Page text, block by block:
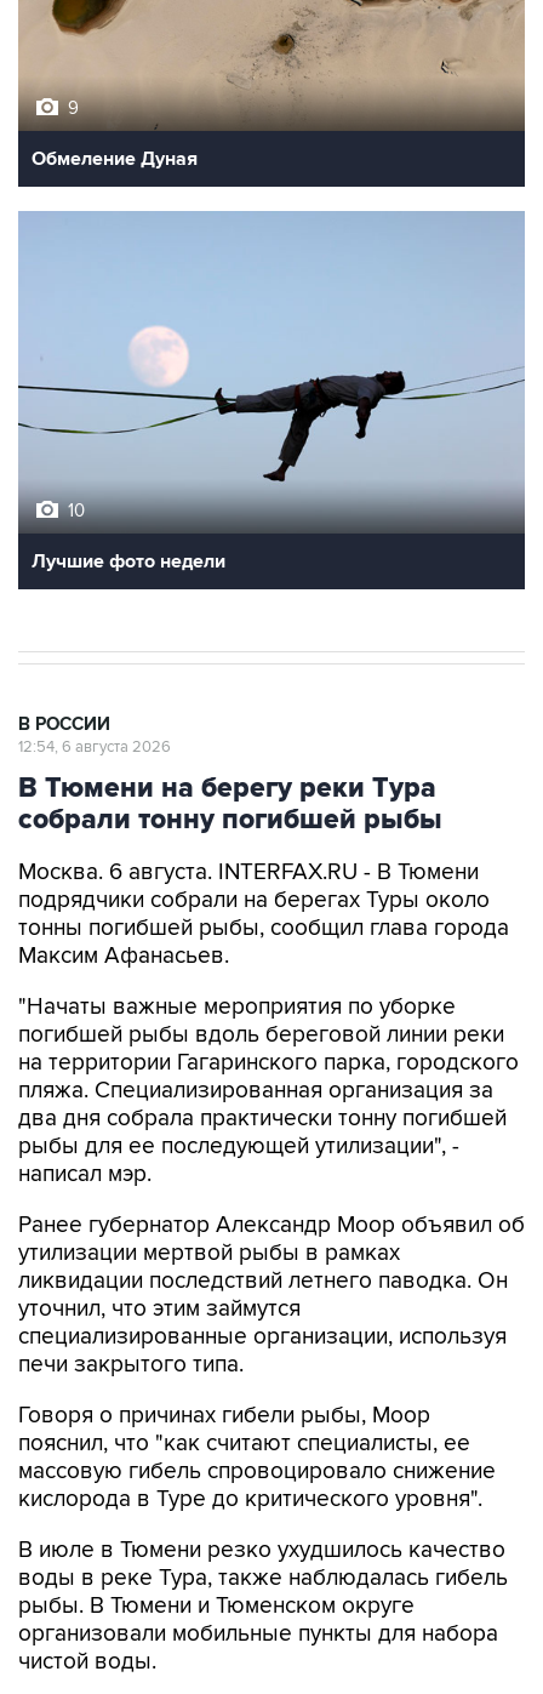
9
Обмеление Дуная
10
Лучшие фото недели
В РОССИИ
12:54, 6 августа 2026
В Тюмени на берегу реки Тура
собрали тонну погибшей рыбы
Москва. 6 августа. INTERFAX.RU - В Тюмени
подрядчики собрали на берегах Туры около
тонны погибшей рыбы, сообщил глава города
Максим Афанасьев.
"Начаты важные мероприятия по уборке
погибшей рыбы вдоль береговой линии реки
на территории Гагаринского парка, городского
пляжа. Специализированная организация за
два дня собрала практически тонну погибшей
рыбы для ее последующей утилизации", -
написал мэр.
Ранее губернатор Александр Моор объявил об
утилизации мертвой рыбы в рамках
ликвидации последствий летнего паводка. Он
уточнил, что этим займутся
специализированные организации, используя
печи закрытого типа.
Говоря о причинах гибели рыбы, Моор
пояснил, что "как считают специалисты, ее
массовую гибель спровоцировало снижение
кислорода в Туре до критического уровня".
В июле в Тюмени резко ухудшилось качество
воды в реке Тура, также наблюдалась гибель
рыбы. В Тюмени и Тюменском округе
организовали мобильные пункты для набора
чистой воды.